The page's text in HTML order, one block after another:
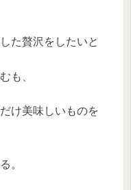
た贅沢をしたいと
も、
け美味しいものを
。